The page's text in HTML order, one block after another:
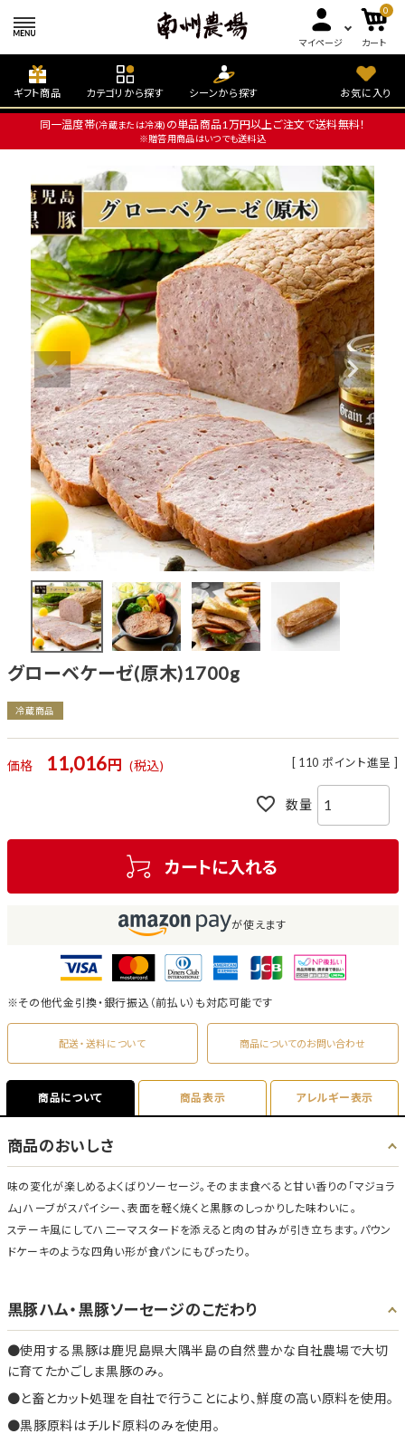
マイページ
0
カート
ギフト商品 カテゴリから探す シーンから探す お気に入り
同一温度帯(冷蔵または冷凍) の単品商品1万円以上ご注文で送料無料！
※贈答用商品はいつでも送料込
グローベケーゼ(原木)1700g
冷蔵商品
価格 11,016 税込 110 ポイント進呈 ]
カートに入れる
が使えます
※その他代金引換・銀行振込（前払い）も対応可能です
配送・送料について 商品についてのお問い合わせ
商品について 商品表示 アレルギー表示
商品のおいしさ
味の変化が楽しめるよくばりソーセージ。そのまま食べると甘い香りの「マジョラ
ム」ハーブがスパイシー、表面を軽く焼くと黒豚のしっかりした味わいに。
ステーキ風にしてハ二ーマスタードを添えると肉の甘みが引き立ちます。パウン
ドケーキのような四角い形が食パンにもぴったり。
黒豚ハム・黒豚ソーセージのこだわり
使用する黒豚は鹿児島県大隅半島の自然豊かな自社農場で大切
に育てたかごしま黒豚のみ。
と畜とカット処理を自社で行うことにより、鮮度の高い原料を使用。
黒豚原料はチルド原料のみを使用。